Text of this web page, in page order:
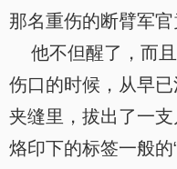
那名重伤的断臂军官
他不但醒了，而且
伤口的时候，从早
夹缝里，拔出了一
烙印下的标签一般